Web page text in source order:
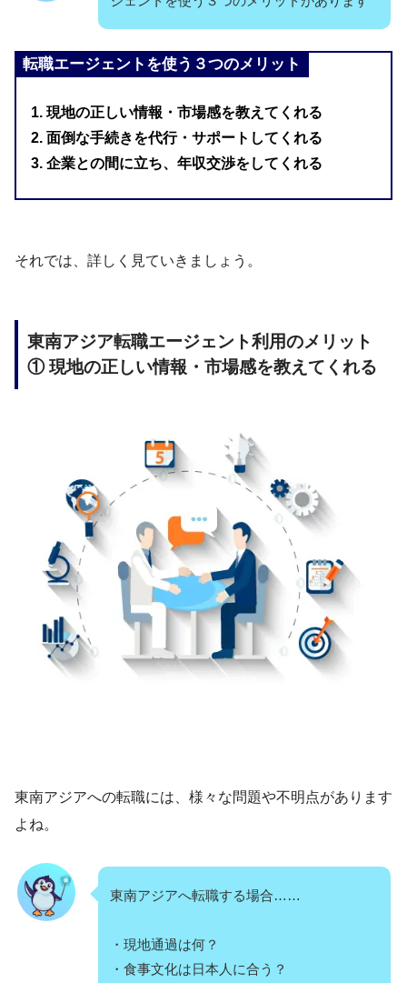
転職エージェントを使う３つのメリット
1. 現地の正しい情報・市場感を教えてくれる
2. 面倒な手続きを代行・サポートしてくれる
3. 企業との間に立ち、年収交渉をしてくれる
それでは、詳しく見ていきましょう。
東南アジア転職エージェント利用のメリット
① 現地の正しい情報・市場感を教えてくれる
東南アジアへの転職には、様々な問題や不明点があります
よね。
東南アジアへ転職する場合……
・現地通過は何？
・食事文化は日本人に合う？